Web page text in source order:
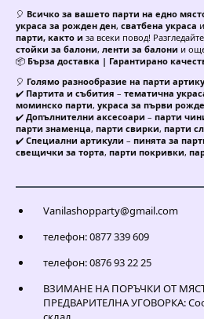
🎈 Всичко за вашето парти на едно
украса за рожден ден, сватбена украса и
парти, както и за всеки повод!
стойки за балони, ленти за балони и
📦 Бърза доставка | Гарантирано
🎈 Голямо разнообразие на парти
✔️ Партита и събития – тематична
моминско парти, украса за първи
✔️ Допълнителни аксесоари – парти
парти знаменца, парти свирки, парти
✔️ Специални артикули – пинята за
свещички за торта, парти покривки,
Vanilashopparty@gmail.com
телефон: 0877 339 609
телефон: 0876 93 22 25
ВЗИМАНЕ НА ПОРЪЧКИ ОТ
ПРЕДВАРИТЕЛНА УГОВОРКА: